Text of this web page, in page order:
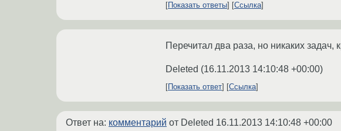
Показать ответы
Ссылка
Перечитал два раза, но никаких задач,
Deleted (16.11.2013 14:10:48 +00:00)
Показать ответ Ссылка
Ответ на: комментарий от Deleted 16.11.2013 14:10:48 +00:00